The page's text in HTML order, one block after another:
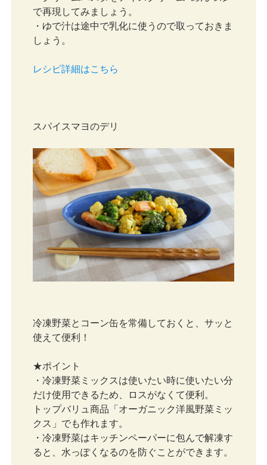
で再現してみましょう。
・ゆで汁は途中で乳化に使うので取っておきま
しょう。
レシピ詳細はこちら
スパイスマヨのデリ
冷凍野菜とコーン缶を常備しておくと、サッと
使えて便利！
★ポイント
・冷凍野菜ミックスは使いたい時に使いたい分
だけ使用できるため、ロスがなくて便利。
トップバリュ商品「オーガニック洋風野菜ミッ
クス」でも作れます。
・冷凍野菜はキッチンペーパーに包んで解凍す
ると、水っぽくなるのを防ぐことができます。